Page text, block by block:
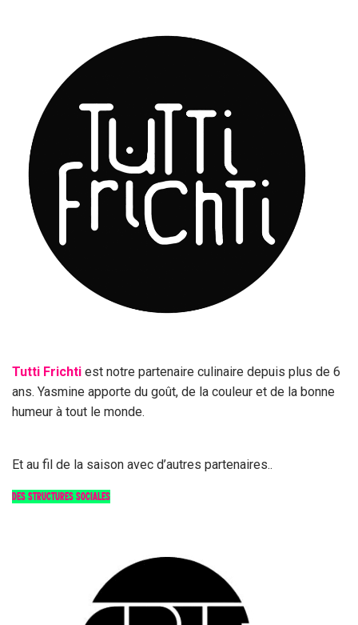
Tutti Frichti est notre partenaire culinaire depuis plus de 6
ans. Yasmine apporte du goût, de la couleur et de la bonne
humeur à tout le monde.
Et au fil de la saison avec d’autres partenaires..
DES STRUCTURES SOCIALES